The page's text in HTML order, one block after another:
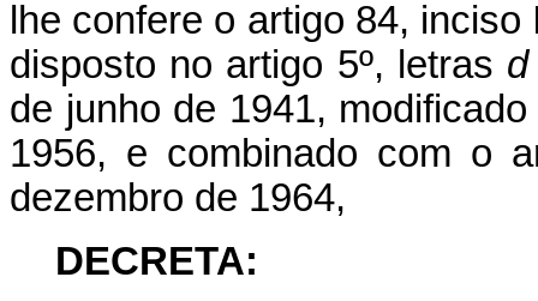
lhe confere o artigo 84,
disposto no artigo 5º, letras d
de junho de 1941,
1956, e combinado com o
dezembro de 1964,
DECRETA: